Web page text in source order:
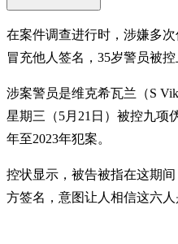
在案件调查进行时，涉嫌多
冒充他人签名，35岁警员被
涉案警员是维克希瓦兰（S
星期三（5月21日）被控九项
年至2023年犯案。
控状显示，被告被指在这期
方签名，意图让人相信这六